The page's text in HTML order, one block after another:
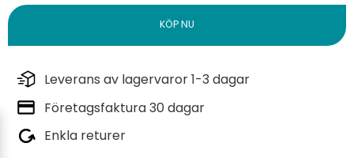
Leverans av lagervaror 1-3 dagar
Företagsfaktura 30 dagar
Enkla returer